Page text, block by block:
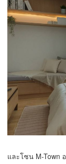
และโซน M-Town